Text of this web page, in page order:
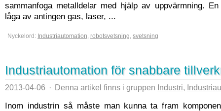
sammanfoga metalldelar med hjälp av uppvärmning.
låga av antingen gas, laser, ...
Nyckelord: Industriautomation, robotsvetsning, svetsning
Industriautomation för snabbare
2013-04-06 · Denna artikel finns i gruppen Industri,
Inom industrin så måste man kunna ta fram